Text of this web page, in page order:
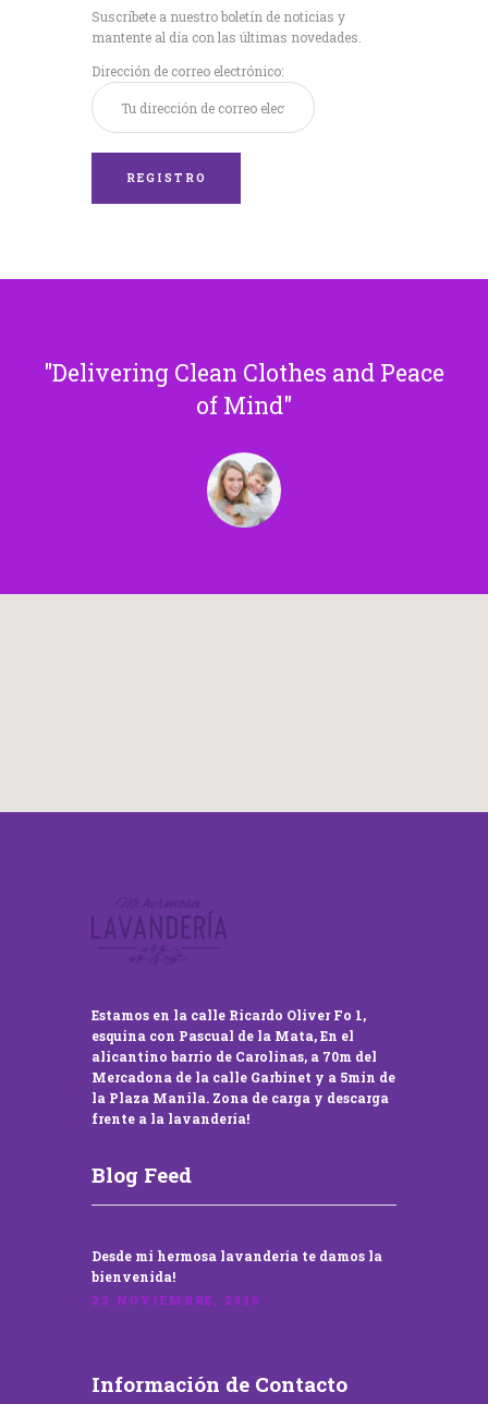
Suscríbete a nuestro boletín de noticias y
mantente al día con las últimas novedades.
Dirección de correo electrónico:
Delivering Clean Clothes and Peace
of Mind
Estamos en la calle Ricardo Oliver Fo 1,
esquina con Pascual de la Mata, En el
alicantino barrio de Carolinas, a 70m del
Mercadona de la calle Garbinet y a 5min de
la Plaza Manila. Zona de carga y descarga
frente a la lavandería!
Blog Feed
Desde mi hermosa lavandería te damos la
bienvenida!
22 NOVIEMBRE, 2016
Información de Contacto